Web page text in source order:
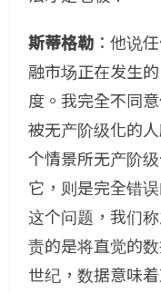
斯蒂格勒 ：他说
融市场正在发生
度。我完全不同
被无产阶级化的
个情景所无产阶
它，则是完全错
这个问题，我们
责的是将直觉的
世纪，数据意味